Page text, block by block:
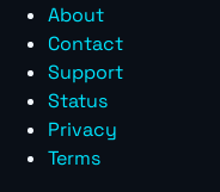
About
Contact
Support
Status
Privacy
Terms